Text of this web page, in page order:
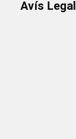
Avís Legal